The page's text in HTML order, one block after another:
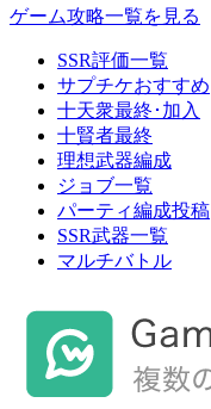
ゲーム攻略一覧を見る
SSR評価一覧
サプチケおすすめ
十天衆最終･加入
十賢者最終
理想武器編成
ジョブ一覧
パーティ編成投稿
SSR武器一覧
マルチバトル